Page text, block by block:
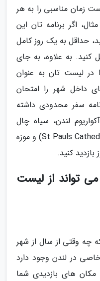
زمان مناسبی را به هر
اگر برنامه تان این
حداقل به یک روز کامل
کنید. به علاوه، به جای
در لیست تان به عنوان
داخل شهر را امتحان
سفر محدودی داشته
لندن، سیاه چال
لندن، کلیسای جامع سنت پل (St Pauls Cathedral) و موزه
کنید.
تواند از لیست
چه وقتی از سال از شهر
در لندن وجود دارد
های بازدیدی شما